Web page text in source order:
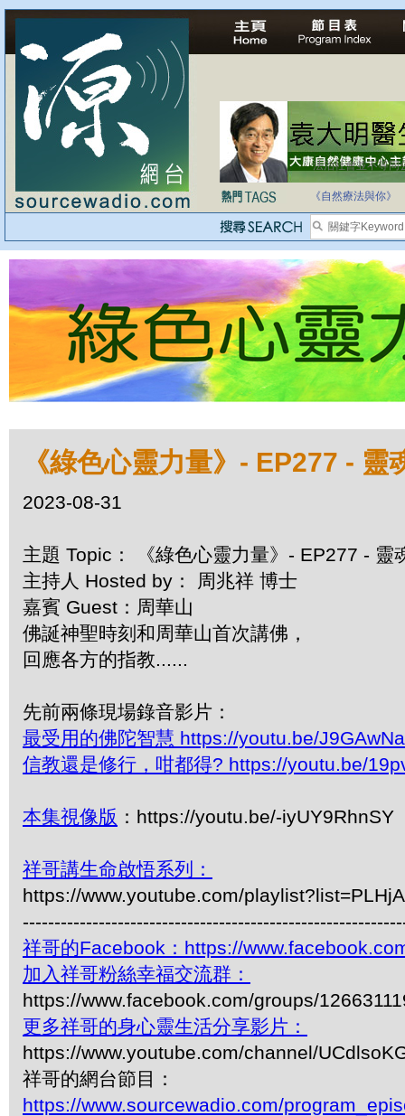
法治社會並不等同
自家教育合法化-
《自然療法與你》
《綠色心靈力量》- EP277 - 靈
2023-08-31
主題 Topic： 《綠色心靈力量》- EP277 - 靈
主持人 Hosted by： 周兆祥 博士
嘉賓 Guest：周華山
佛誕神聖時刻和周華山首次講佛，
回應各方的指教......
先前兩條現場錄音影片：
最受用的佛陀智慧 https://youtu.be/
信教還是修行，咁都得? https://youtu.be/
本集視像版 ：https://youtu.be/-iyUY9RhnSY
祥哥講生命啟悟系列：
https://www.youtube.com/
祥哥的Facebook：https://
加入祥哥粉絲幸福交流群：
https://www.facebook.com/groups/
更多祥哥的身心靈生活分享影片：
https://www.youtube.com/channel/
祥哥的網台節目：
https://www.sourcewadio.com/